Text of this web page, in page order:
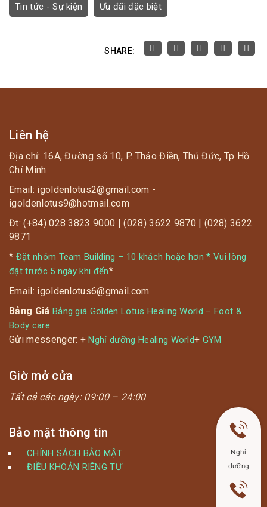
Tin tức - Sự kiện Ưu đãi đặc biệt
SHARE:
Liên hệ
Địa chỉ: 16A, Đường số 10, P. Thảo Điền, Thủ Đức, Tp Hồ
Chí Minh
Email: igoldenlotus2@gmail.com -
igoldenlotus9@hotmail.com
Đt: (+84) 028 3823 9000 | (028) 3622 9870 | (028) 3622
9871
* Đặt nhóm Team Building – 10 khách hoặc hơn * Vui lòng
đặt trước 5 ngày khi đến*
Email: igoldenlotus6@gmail.com
Bảng Giá Bảng giá Golden Lotus Healing World – Foot &
Body care
Gửi messenger: +Nghỉ dưỡng Healing World+ GYM
Giờ mở cửa
Tất cả các ngày: 09:00 – 24:00
Bảo mật thông tin
CHÍNH SÁCH BẢO MẬT
ĐIỀU KHOẢN RIÊNG TƯ
Nghỉ
dưỡng